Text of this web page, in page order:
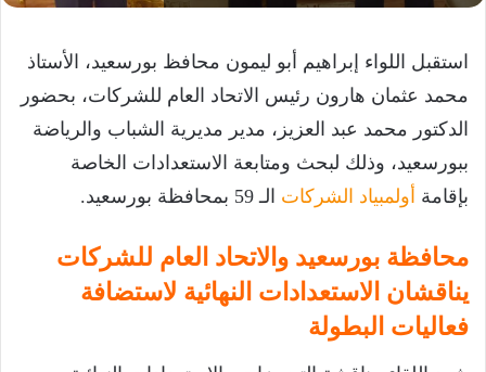
استقبل اللواء إبراهيم أبو ليمون محافظ بورسعيد، الأستاذ
محمد عثمان هارون رئيس الاتحاد العام للشركات، بحضور
الدكتور محمد عبد العزيز، مدير مديرية الشباب والرياضة
ببورسعيد، وذلك لبحث ومتابعة الاستعدادات الخاصة
بإقامة أولمبياد الشركات الـ 59 بمحافظة بورسعيد.
محافظة بورسعيد والاتحاد العام للشركات
يناقشان الاستعدادات النهائية لاستضافة
فعاليات البطولة